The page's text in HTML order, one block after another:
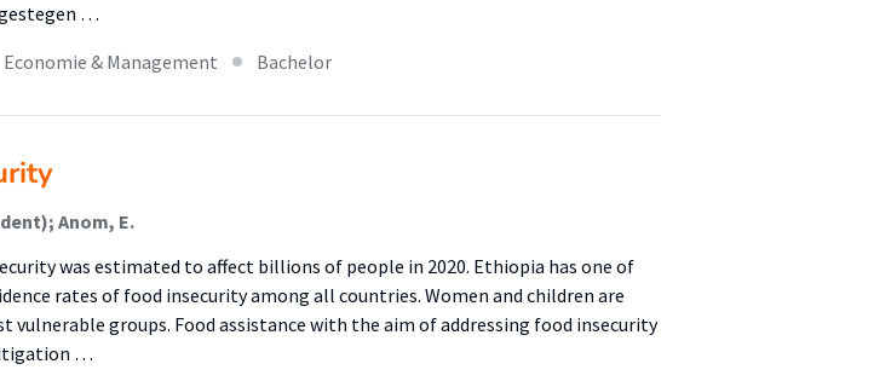
…
Economie & Management Bachelor
Anom, E.
was estimated to affect billions of people in 2020. Ethiopia has one of
rates of food insecurity among all countries. Women and children are
vulnerable groups. Food assistance with the aim of addressing food insecurity
…